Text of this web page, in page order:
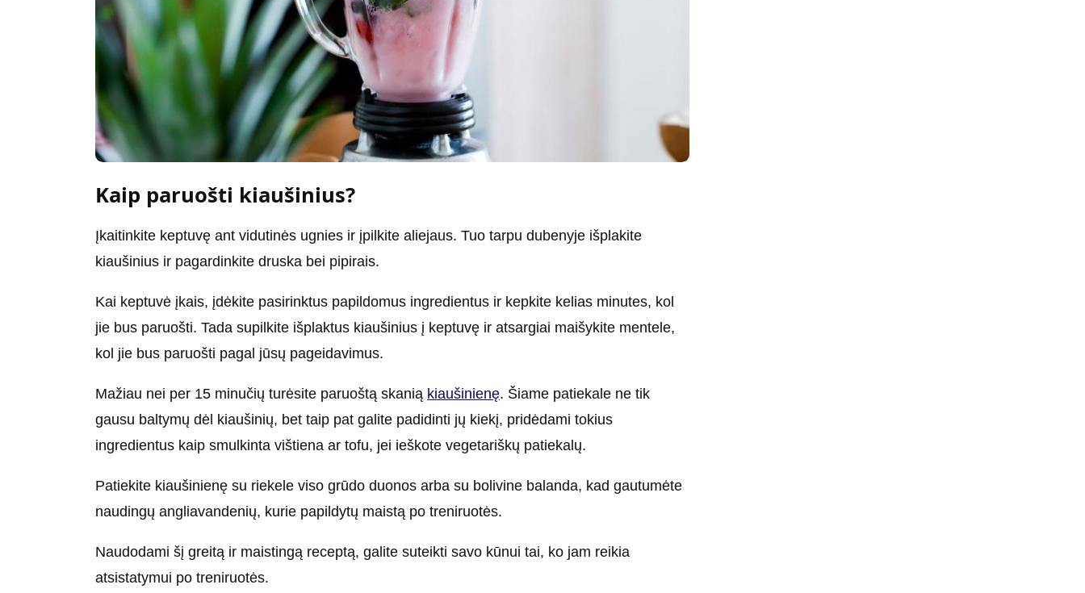
Kaip paruošti kiaušinius?
Įkaitinkite keptuvę ant vidutinės ugnies ir įpilkite aliejaus. Tuo tarpu dubenyje išplakite
kiaušinius ir pagardinkite druska bei pipirais.
Kai keptuvė įkais, įdėkite pasirinktus papildomus ingredientus ir kepkite kelias minutes, kol
jie bus paruošti. Tada supilkite išplaktus kiaušinius į keptuvę ir atsargiai maišykite mentele,
kol jie bus paruošti pagal jūsų pageidavimus.
Mažiau nei per 15 minučių turėsite paruoštą skanią kiaušinienę. Šiame patiekale ne tik
gausu baltymų dėl kiaušinių, bet taip pat galite padidinti jų kiekį, pridėdami tokius
ingredientus kaip smulkinta vištiena ar tofu, jei ieškote vegetariškų patiekalų.
Patiekite kiaušinienę su riekele viso grūdo duonos arba su bolivine balanda, kad gautumėte
naudingų angliavandenių, kurie papildytų maistą po treniruotės.
Naudodami šį greitą ir maistingą receptą, galite suteikti savo kūnui tai, ko jam reikia
atsistatymui po treniruotės.